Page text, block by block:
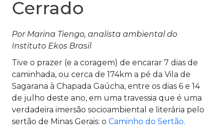
Cerrado
Por Marina Tiengo, analista ambiental do
Instituto Ekos Brasil
Tive o prazer (e a coragem) de encarar 7 dias de
caminhada, ou cerca de 174km a pé da Vila de
Sagarana à Chapada Gaúcha, entre os dias 6 e 14
de julho deste ano, em uma travessia que é uma
verdadeira imersão socioambiental e literária pelo
sertão de Minas Gerais: o Caminho do Sertão.